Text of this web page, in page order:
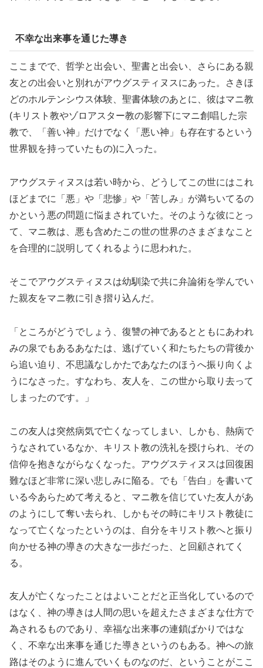
不幸な出来事を通じた導き
ここまでで、哲学と出会い、聖書と出会い、さらにある親
友との出会いと別れがアウグスティヌスにあった。さきほ
どのホルテンシウス体験、聖書体験のあとに、彼はマニ教
(キリスト教やゾロアスター教の影響下にマニ創唱した宗
教で、「善い神」だけでなく「悪い神」も存在するという
世界観を持っていたもの)に入った。
アウグスティヌスは若い時から、どうしてこの世にはこれ
ほどまでに「悪」や「悲惨」や「苦しみ」が満ちいてるの
かという悪の問題に悩まされていた。そのような彼にとっ
て、マニ教は、悪も含めたこの世の世界のさまざまなこと
を合理的に説明してくれるように思われた。
そこでアウグスティヌスは幼馴染で共に弁論術を学んでい
た親友をマニ教に引き摺り込んだ。
「ところがどうでしょう、復讐の神であるとともにあわれ
みの泉でもあるあなたは、逃げていく和たちたちの背後か
ら追い迫り、不思議なしかたであなたのほうへ振り向くよ
うになさった。すなわち、友人を、この世から取り去って
しまったのです。」
この友人は突然病気で亡くなってしまい、しかも、熱病で
うなされているなか、キリスト教の洗礼を授けられ、その
信仰を抱きながらなくなった。アウグスティヌスは回復困
難なほど非常に深い悲しみに陥る。でも「告白」を書いて
いる今あらためて考えると、マニ教を信じていた友人があ
のようにして奪い去られ、しかもその時にキリスト教徒に
なって亡くなったというのは、自分をキリスト教へと振り
向かせる神の導きの大きな一歩だった、と回顧されてく
る。
友人が亡くなったことはよいことだと正当化しているので
はなく、神の導きは人間の思いを超えたさまざまな仕方で
為されるものであり、幸福な出来事の連鎖ばかりではな
く、不幸な出来事を通じた導きというのもある。神への旅
路はそのように進んでいくものなのだ、ということがここ